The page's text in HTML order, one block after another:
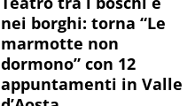
nei borghi: torna “Le
marmotte non
dormono” con 12
appuntamenti in Valle